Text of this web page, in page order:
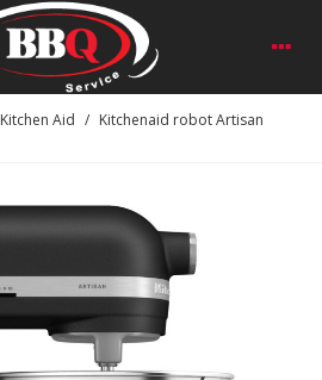
Kitchen Aid / Kitchenaid robot Artisan